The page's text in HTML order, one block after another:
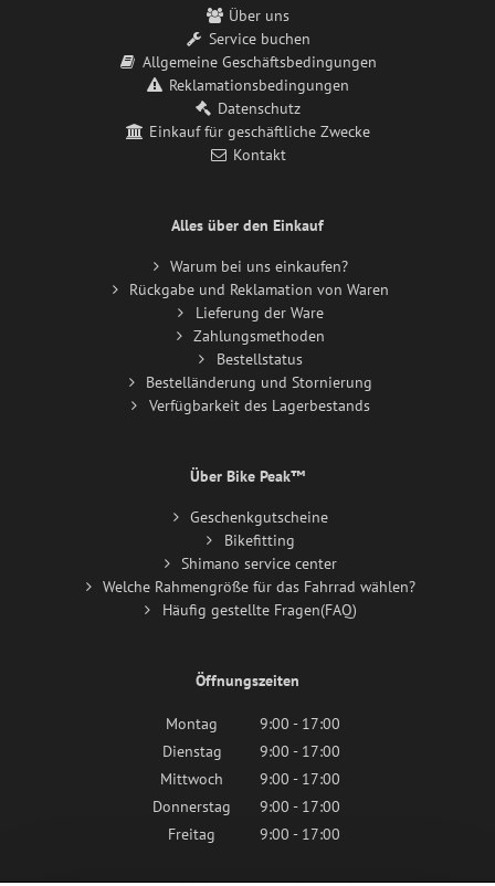
Über uns
Service buchen
Allgemeine Geschäftsbedingungen
Reklamationsbedingungen
Datenschutz
Einkauf für geschäftliche Zwecke
Kontakt
Alles über den Einkauf
Warum bei uns einkaufen?
Rückgabe und Reklamation von Waren
Lieferung der Ware
Zahlungsmethoden
Bestellstatus
Bestelländerung und Stornierung
Verfügbarkeit des Lagerbestands
Über Bike Peak™
Geschenkgutscheine
Bikefitting
Shimano service center
Welche Rahmengröße für das Fahrrad wählen?
Häufig gestellte Fragen(FAQ)
Öffnungszeiten
Montag
9:00 - 17:00
Dienstag
9:00 - 17:00
Mittwoch
9:00 - 17:00
Donnerstag
9:00 - 17:00
Freitag
9:00 - 17:00